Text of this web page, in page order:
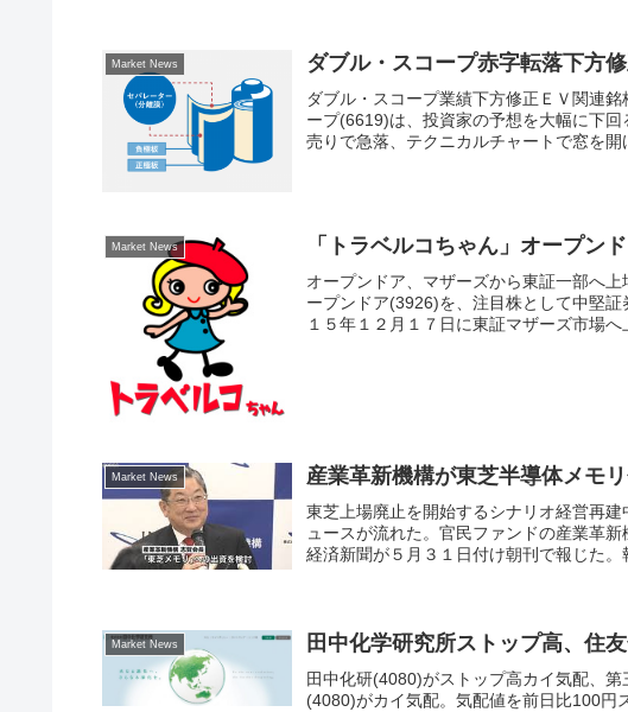
Market News ダブル・スコープ赤字転落下方
ダブル・スコープ業績下方修正ＥＶ関連
ープ(6619)は、投資家の予想を大幅に下
売りで急落、テクニカルチャートで窓を開
Market News 「トラベルコちゃん」オープン
オープンドア、マザーズから東証一部へ
ープンドア(3926)を、注目株として中堅
１５年１２月１７日に東証マザーズ市場へ
Market News 産業革新機構が東芝半導体メモ
東芝上場廃止を開始するシナリオ経営再
ュースが流れた。官民ファンドの産業革
経済新聞が５月３１日付け朝刊で報じた
Market News 田中化学研究所ストップ高、住
田中化研(4080)がストップ高カイ気配、
(4080)がカイ気配。気配値を前日比100円